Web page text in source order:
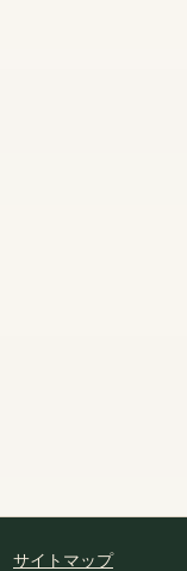
サイトマップ